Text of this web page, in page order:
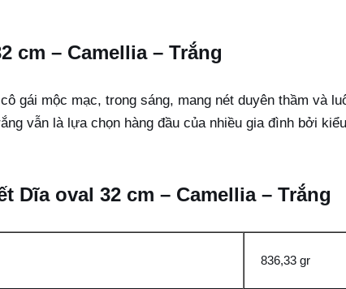
cm – Camellia – Trắng
gái mộc mạc, trong sáng, mang nét duyên thầm và
vẫn là lựa chọn hàng đầu của nhiều gia đình bởi
Dĩa oval 32 cm – Camellia – Trắng
836,33 gr